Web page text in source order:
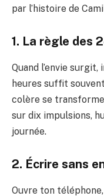
par l’histoire de
1. La règle des
Quand l’envie
heures suffit
colère se
sur dix impulsions,
journée.
2. Écrire sans
Ouvre ton